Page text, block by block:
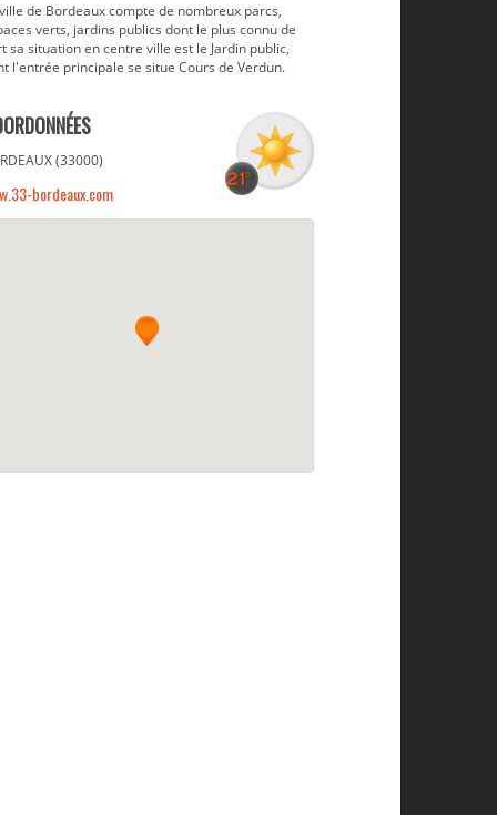
de Bordeaux compte de nombreux parcs,
verts, jardins publics dont le plus connu de
sa situation en centre ville est le Jardin public,
l'entrée principale se situe Cours de Verdun.
(33000)
bordeaux.com